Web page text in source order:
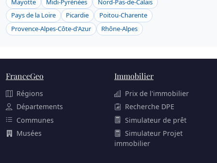
Mayotte
Midi-Pyrénées
Nord-Pas-de-Calais
Pays de la Loire
Picardie
Poitou-Charente
Provence-Alpes-Côte-d'Azur
Rhône-Alpes
FranceGeo
Régions
Départements
Communes
Musées
Immobilier
Prix de l'immobilier
Recherche DPE
Simulateur de prêt
Simulateur Projet
immobilier